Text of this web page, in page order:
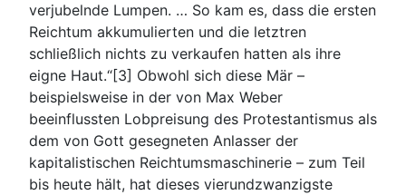
verjubelnde Lumpen. … So kam es, dass die ersten
Reichtum akkumulierten und die letztren
schließlich nichts zu verkaufen hatten als ihre
eigne Haut.“[3] Obwohl sich diese Mär –
beispielsweise in der von Max Weber
beeinflussten Lobpreisung des Protestantismus als
dem von Gott gesegneten Anlasser der
kapitalistischen Reichtumsmaschinerie – zum Teil
bis heute hält, hat dieses vierundzwanzigste